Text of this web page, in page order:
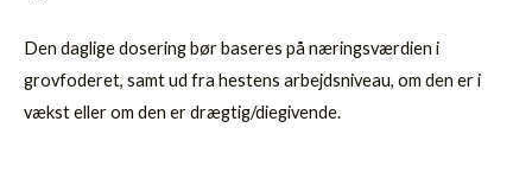
Den daglige dosering bør baseres på næringsværdien i
grovfoderet, samt ud fra hestens arbejdsniveau, om den er i
vækst eller om den er drægtig/diegivende.